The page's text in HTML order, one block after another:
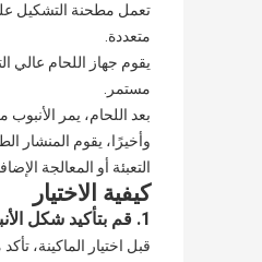
تعمل مطحنة التشكيل
متعددة.
يقوم جهاز اللحام
مستمر.
بعد اللحام، يمر
وأخيرًا، يقوم المنشار
التعبئة أو المعالجة
كيفية الاختيار
1. قم بتأكيد شكل الأنبوب الرئيسي
قبل اختيار الماكينة،